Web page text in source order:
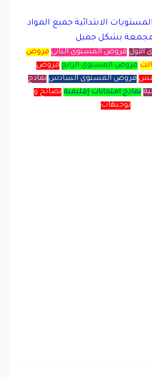
الابتدائية جميع المواد
بشكل جميل
فروض المستوى الثاني فروض
فروض المستوى الرابع فروض
فروض المستوى السادس نماذج
نماذج امتحانات إقليمية نصائح و
توجيهات